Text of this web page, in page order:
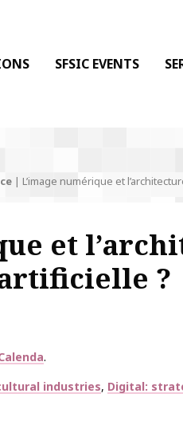
SFSIC EVENTS
| L’image numérique et
et
?
.
industries Digital: